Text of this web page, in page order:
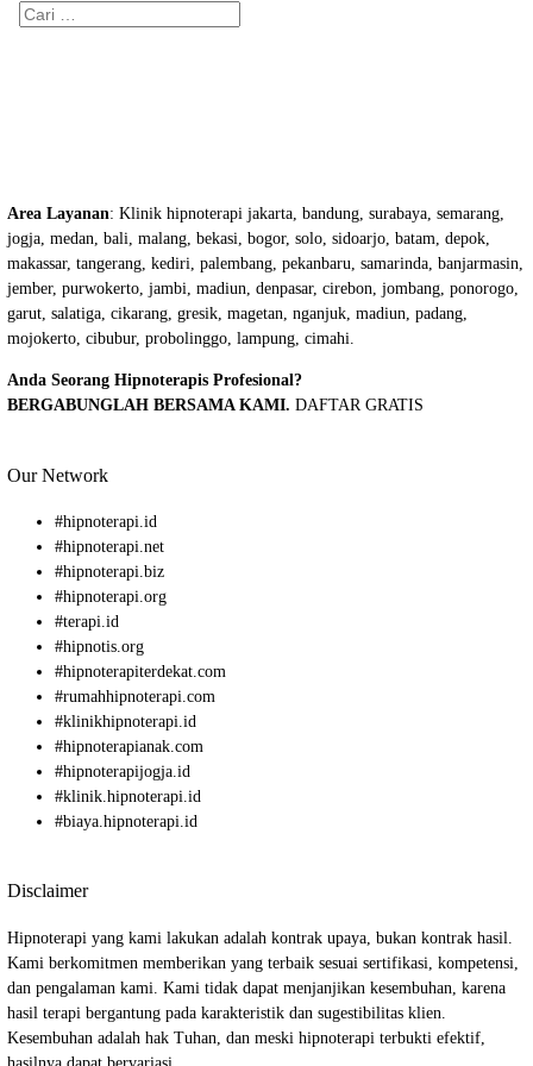
Cari
Area Layanan: Klinik hipnoterapi jakarta, bandung, surabaya, semarang,
jogja, medan, bali, malang, bekasi, bogor, solo, sidoarjo, batam, depok,
makassar, tangerang, kediri, palembang, pekanbaru, samarinda, banjarmasin,
jember, purwokerto, jambi, madiun, denpasar, cirebon, jombang, ponorogo,
garut, salatiga, cikarang, gresik, magetan, nganjuk, madiun, padang,
mojokerto, cibubur, probolinggo, lampung, cimahi.
Anda Seorang Hipnoterapis Profesional?
BERGABUNGLAH BERSAMA KAMI. DAFTAR GRATIS
Our Network
#hipnoterapi.id
#hipnoterapi.net
#hipnoterapi.biz
#hipnoterapi.org
#terapi.id
#hipnotis.org
#hipnoterapiterdekat.com
#rumahhipnoterapi.com
#klinikhipnoterapi.id
#hipnoterapianak.com
#hipnoterapijogja.id
#klinik.hipnoterapi.id
#biaya.hipnoterapi.id
Disclaimer
Hipnoterapi yang kami lakukan adalah kontrak upaya, bukan kontrak hasil.
Kami berkomitmen memberikan yang terbaik sesuai sertifikasi, kompetensi,
dan pengalaman kami. Kami tidak dapat menjanjikan kesembuhan, karena
hasil terapi bergantung pada karakteristik dan sugestibilitas klien.
Kesembuhan adalah hak Tuhan, dan meski hipnoterapi terbukti efektif,